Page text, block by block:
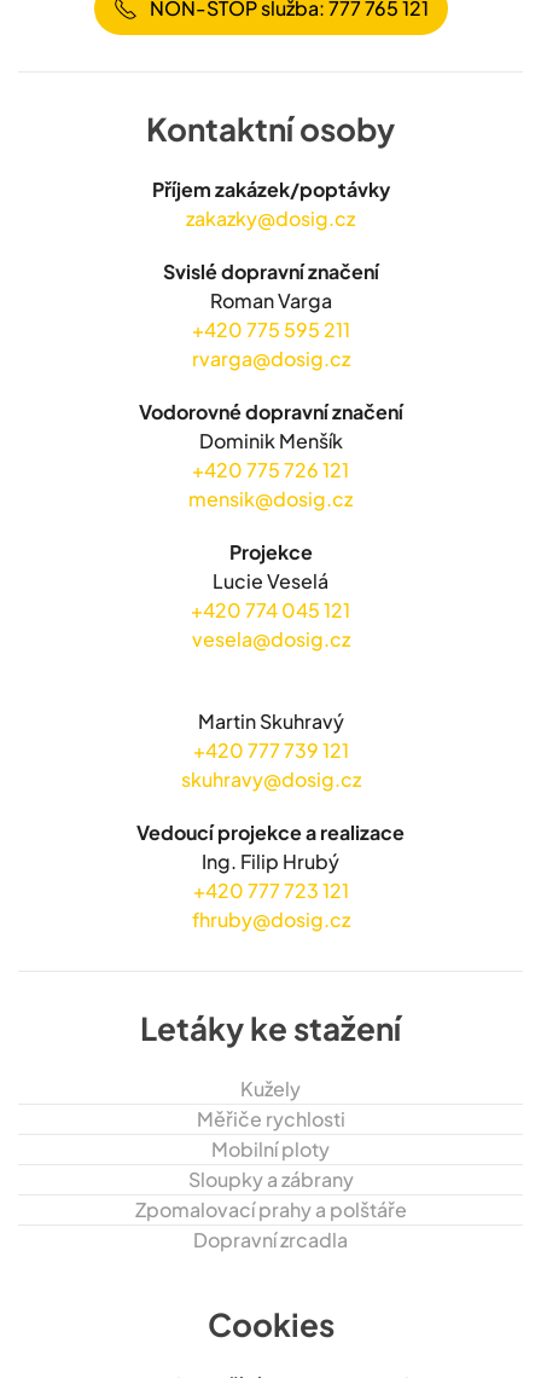
NON-STOP služba: 777 765 121
Kontaktní osoby
Příjem zakázek/poptávky
zakazky@dosig.cz
Svislé dopravní značení
Roman Varga
+420 775 595 211
rvarga@dosig.cz
Vodorovné dopravní značení
Dominik Menšík
+420 775 726 121
mensik@dosig.cz
Projekce
Lucie Veselá
+420 774 045 121
vesela@dosig.cz
Martin Skuhravý
+420 777 739 121
skuhravy@dosig.cz
Vedoucí projekce a realizace
Ing. Filip Hrubý
+420 777 723 121
fhruby@dosig.cz
Letáky ke stažení
Kužely
Měřiče rychlosti
Mobilní ploty
Sloupky a zábrany
Zpomalovací prahy a polštáře
Dopravní zrcadla
Cookies